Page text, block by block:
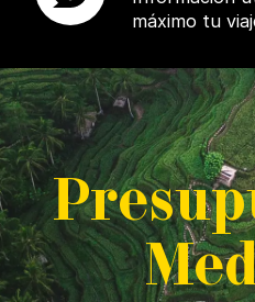
máximo tu
P
M